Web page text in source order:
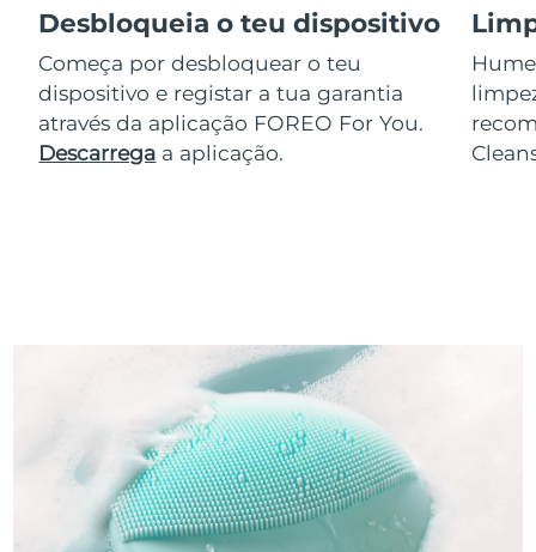
Desbloqueia o teu dispositivo
Começa por desbloquear o teu
dispositivo e registar a tua garantia
através da aplicação FOREO For You.
Descarrega a aplicação.